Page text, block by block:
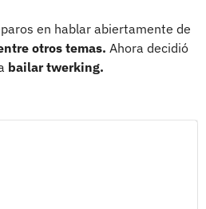
en hablar abiertamente de
otros temas. Ahora decidió
bailar twerking.